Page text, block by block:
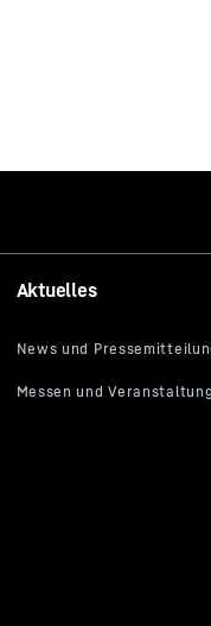
Liebherr
Aktuelles